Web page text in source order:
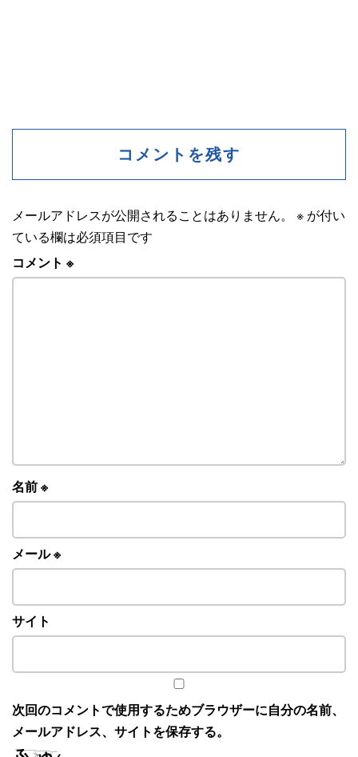
コメントを残す
メールアドレスが公開されることはありません。 ※ が付い
ている欄は必須項目です
コメント ※
名前※
メール※
サイト
次回のコメントで使用するためブラウザーに自分の名前、
メールアドレス、サイトを保存する。